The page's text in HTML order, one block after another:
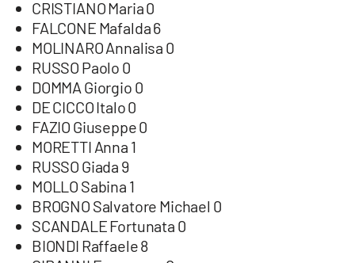
LACAPITALENEWS.IT
App
ANDROID
APPLE
CRISTIANO Maria 0
FALCONE Mafalda 6
MOLINARO Annalisa 0
RUSSO Paolo 0
DOMMA Giorgio 0
DE CICCO Italo 0
FAZIO Giuseppe 0
MORETTI Anna 1
RUSSO Giada 9
MOLLO Sabina 1
BROGNO Salvatore Michael 0
SCANDALE Fortunata 0
BIONDI Raffaele 8